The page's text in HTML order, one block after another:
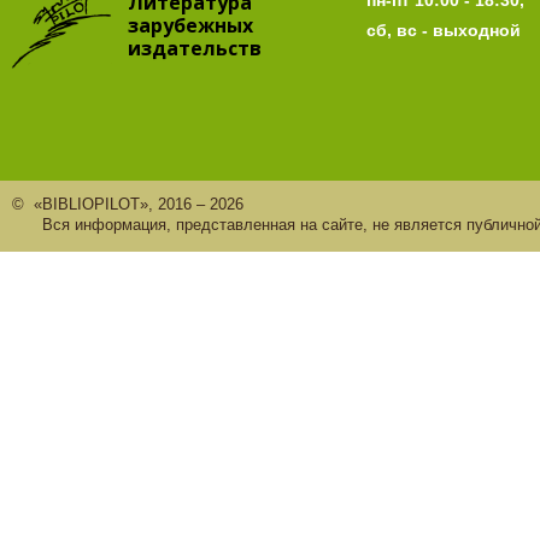
зарубежных
издательств
сб, вс - выходной
© «BIBLIOPILOT», 2016 – 2026
Вся информация, представленная на сайте, не является